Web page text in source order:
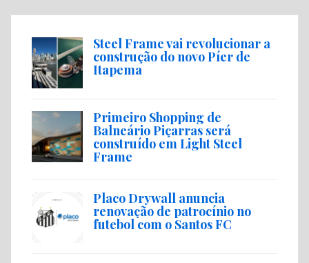
Steel Frame vai revolucionar a
construção do novo Píer de
Itapema
Primeiro Shopping de
Balneário Piçarras será
construído em Light Steel
Frame
Placo Drywall anuncia
renovação de patrocínio no
futebol com o Santos FC